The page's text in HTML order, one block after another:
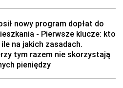
nowy program dopłat do
- Pierwsze klucze: kto
na jakich zasadach.
tym razem nie skorzystają
pieniędzy